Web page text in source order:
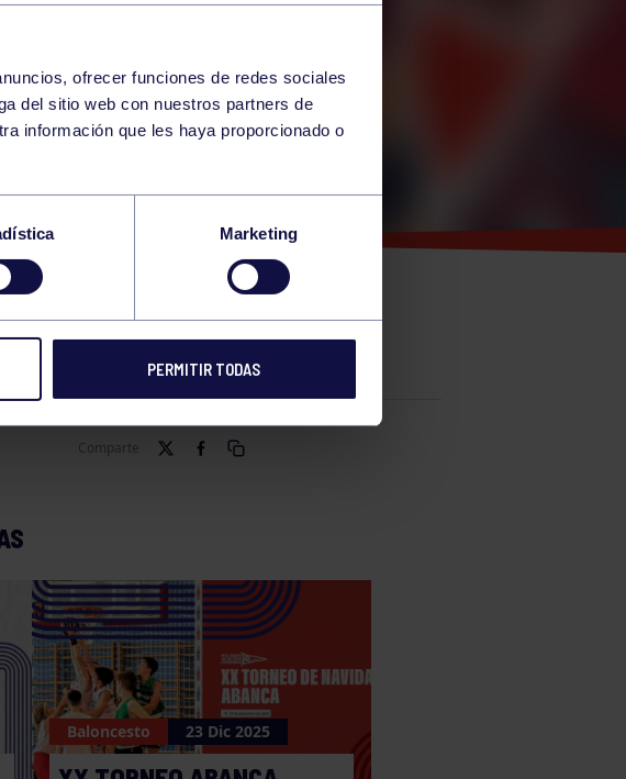
ofrecer funciones de redes sociales
del sitio web con nuestros partners de
información que les haya proporcionado o
Marketing
PERMITIR TODAS
DE
Comparte
Baloncesto 23 Dic 2025